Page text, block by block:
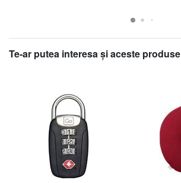
Te-ar putea interesa şi aceste produse